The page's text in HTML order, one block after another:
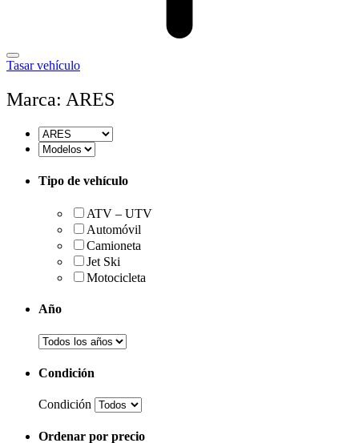
Tasar vehículo
Marca: ARES
Tipo de vehículo
ATV – UTV
Automóvil
Camioneta
Jet Ski
Motocicleta
Año
Condición
Condición
Ordenar por precio